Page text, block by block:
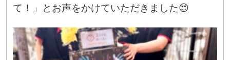
て！」とお声をかけていただきました😍